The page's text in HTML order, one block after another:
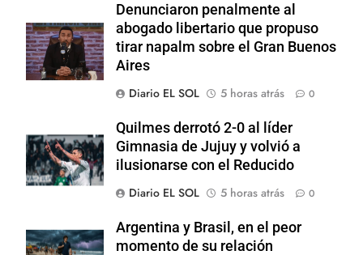
Denunciaron penalmente al
abogado libertario que propuso
tirar napalm sobre el Gran Buenos
Aires
Diario EL SOL
5 horas atrás 0
Quilmes derrotó 2-0 al líder
Gimnasia de Jujuy y volvió a
ilusionarse con el Reducido
Diario EL SOL
5 horas atrás 0
Argentina y Brasil, en el peor
momento de su relación